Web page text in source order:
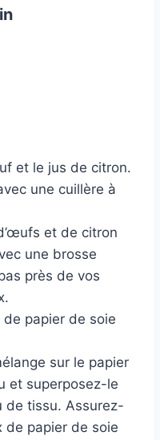
et le jus de citron.
une cuillère à
et de citron
une brosse
près de vos
papier de soie
sur le papier
et superposez-le
de tissu. Assurez-
de papier de soie